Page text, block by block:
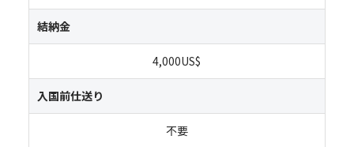
結納金
4,000US$
入国前仕送り
不要